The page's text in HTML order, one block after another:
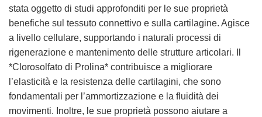
stata oggetto di studi approfonditi per le sue proprietà
benefiche sul tessuto connettivo e sulla cartilagine. Agisce
a livello cellulare, supportando i naturali processi di
rigenerazione e mantenimento delle strutture articolari. Il
*Clorosolfato di Prolina* contribuisce a migliorare
l’elasticità e la resistenza delle cartilagini, che sono
fondamentali per l’ammortizzazione e la fluidità dei
movimenti. Inoltre, le sue proprietà possono aiutare a